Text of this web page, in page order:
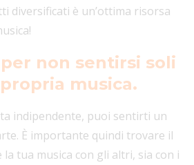
diversificati è un’ottima risorsa
non sentirsi soli
musica.
indipendente, puoi sentirti un
È importante quindi trovare il
la tua musica con gli altri, sia con i